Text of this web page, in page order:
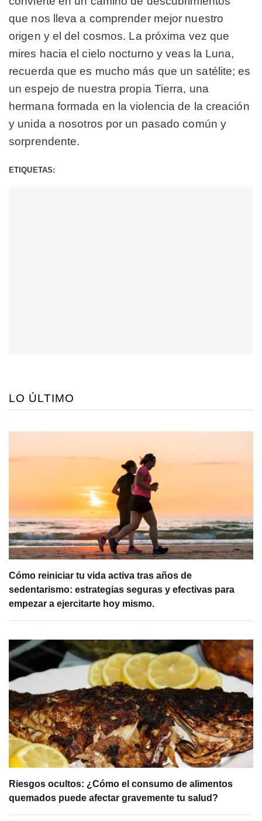
que nos lleva a comprender mejor nuestro
origen y el del cosmos. La próxima vez que
mires hacia el cielo nocturno y veas la Luna,
recuerda que es mucho más que un satélite; es
un espejo de nuestra propia Tierra, una
hermana formada en la violencia de la creación
y unida a nosotros por un pasado común y
sorprendente.
ETIQUETAS:
LO ÚLTIMO
Cómo reiniciar tu vida activa tras años de
sedentarismo: estrategias seguras y efectivas para
empezar a ejercitarte hoy mismo.
Riesgos ocultos: ¿Cómo el consumo de alimentos
quemados puede afectar gravemente tu salud?